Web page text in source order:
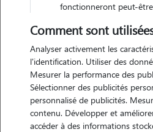
Motivation
amoureux des animaux depuis
temps à leur bien etre en les
accordant de l'attention et en jouant
satisfaction. c'est une grande source
fonctionneront peut-
Comment sont
Analyser activement les
l'identification. Utiliser des
Mesurer la performance des
Sélectionner des publicités
personnalisé de publicités.
contenu. Développer et
accéder à des informations